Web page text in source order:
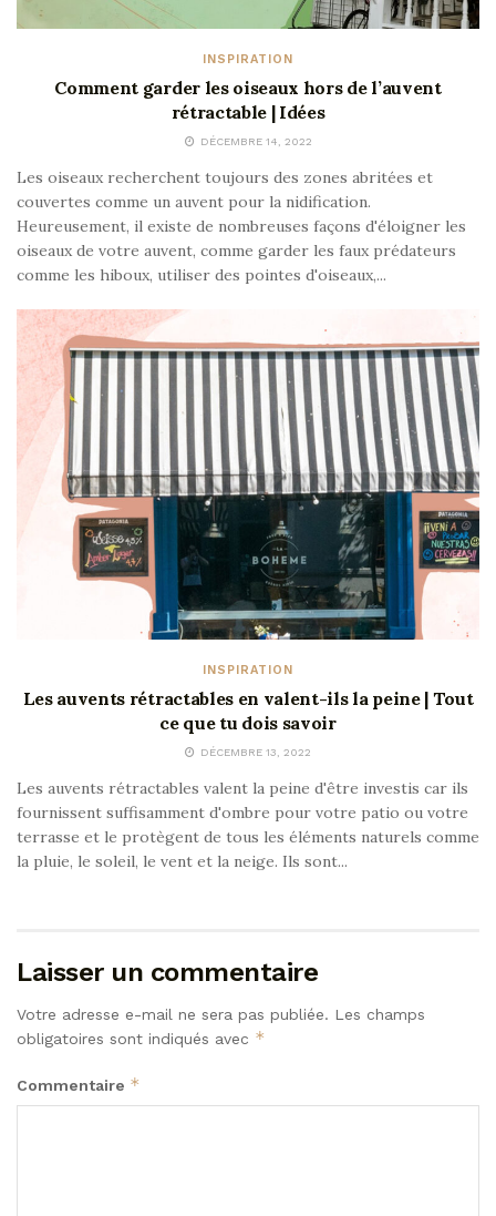
INSPIRATION
Comment garder les oiseaux hors de l’auvent
rétractable | Idées
DÉCEMBRE 14, 2022
Les oiseaux recherchent toujours des zones abritées et
couvertes comme un auvent pour la nidification.
Heureusement, il existe de nombreuses façons d'éloigner les
oiseaux de votre auvent, comme garder les faux prédateurs
comme les hiboux, utiliser des pointes d'oiseaux,...
INSPIRATION
Les auvents rétractables en valent-ils la peine | Tout
ce que tu dois savoir
DÉCEMBRE 13, 2022
Les auvents rétractables valent la peine d'être investis car ils
fournissent suffisamment d'ombre pour votre patio ou votre
terrasse et le protègent de tous les éléments naturels comme
la pluie, le soleil, le vent et la neige. Ils sont...
Laisser un commentaire
Votre adresse e-mail ne sera pas publiée. Les champs
obligatoires sont indiqués avec *
Commentaire *